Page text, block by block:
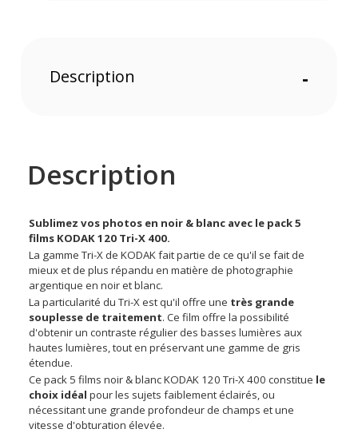
Description -
Description
Sublimez vos photos en noir & blanc avec le pack 5
films KODAK 120 Tri-X 400.
La gamme Tri-X de KODAK fait partie de ce qu'il se fait de
mieux et de plus répandu en matière de photographie
argentique en noir et blanc.
La particularité du Tri-X est qu'il offre une très grande
souplesse de traitement. Ce film offre la possibilité
d'obtenir un contraste régulier des basses lumières aux
hautes lumières, tout en préservant une gamme de gris
étendue.
Ce pack 5 films noir & blanc KODAK 120 Tri-X 400 constitue le
choix idéal pour les sujets faiblement éclairés, ou
nécessitant une grande profondeur de champs et une
vitesse d'obturation élevée.